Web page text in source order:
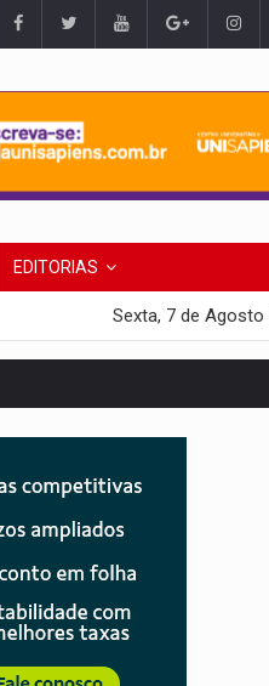
EDITORIAS
Sexta, 7 de Agosto